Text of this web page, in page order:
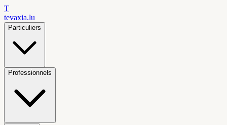
T
tevaxia.lu
Particuliers
Professionnels